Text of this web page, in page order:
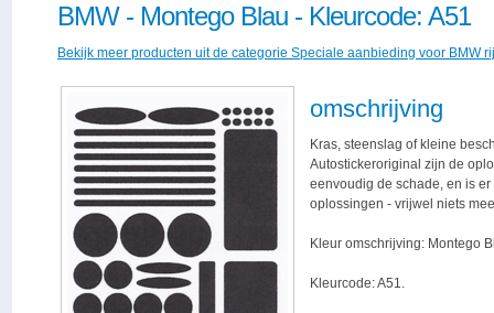
BMW - Montego Blau - Kleurcode: A51
Bekijk meer producten uit de categorie Speciale aanbieding voor BMW
omschrijving
Kras, steenslag of kleine
Autostickeroriginal zijn de
eenvoudig de schade, en is
oplossingen - vrijwel niets
Kleur omschrijving: Montego
Kleurcode: A51.